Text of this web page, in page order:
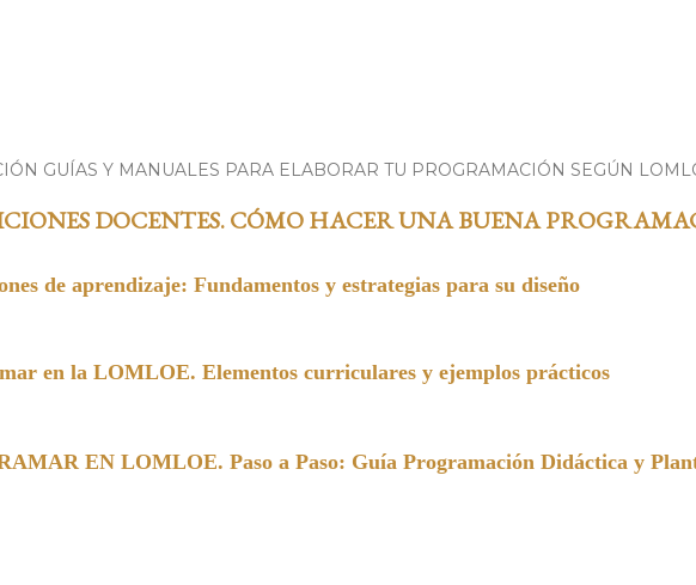
GUÍAS Y MANUALES PARA ELABORAR TU PROGRAMACIÓN SEGÚN
DOCENTES. CÓMO HACER UNA BUENA
de aprendizaje: Fundamentos y estrategias para su diseño
en la LOMLOE. Elementos curriculares y ejemplos prácticos
EN LOMLOE. Paso a Paso: Guía Programación Didáctica y